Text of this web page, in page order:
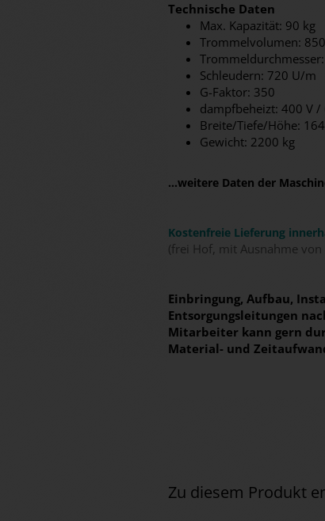
Technische Daten
Max. Kapazität: 90 kg
Trommelvolumen:
Schleudern: 720 U/m
G-Faktor: 350
dampfbeheizt: 400 V /
Breite/Tiefe/Höhe:
Gewicht: 2200 kg
...weitere Daten der
Kostenfreie Lieferung
(frei Hof, mit Ausnahme
Einbringung, Aufbau,
Entsorgungsleitungen
Mitarbeiter kann gern
Material- und
Zu diesem Produkt